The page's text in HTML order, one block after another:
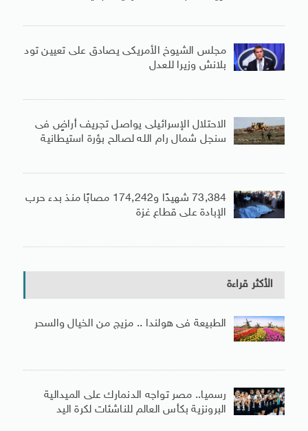
مجلس الشيوخ الأمريكى يصادق على تعيين تود
بلانش وزيرا للعدل
الاحتلال الإسرائيلى يواصل تجريف أراضٍ فى
سنجل شمال رام الله لصالح بؤرة استيطانية
73,384 شهيدًا و174,242 مصابًا منذ بدء حرب
الإبادة على قطاع غزة
الأكثر قراءة
الطبيعة فى هولندا .. مزيج من الخيال والسحر
رسميا.. مصر تواجه الدنمارك على الميدالية
البرونزية بكأس العالم للناشئات لكرة اليد